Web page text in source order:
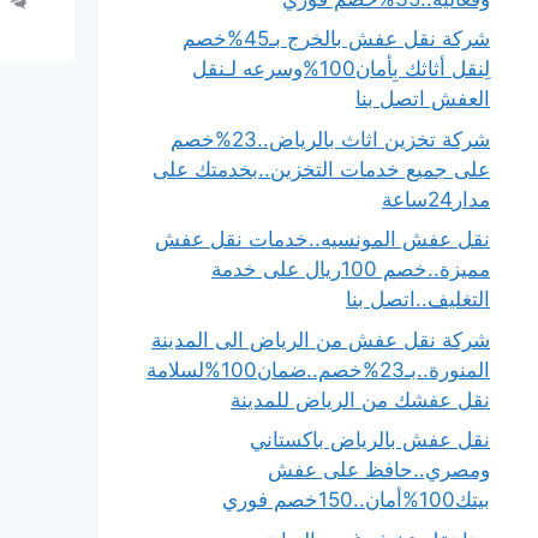
شركة نقل عفش بالخرج بـ45%خصم
لِنقل أثاثك بِأمان100%وسرعه لـنقل
العفش اتصل بنا
شركة تخزين اثاث بالرياض..23%خصم
على جميع خدمات التخزين..بخدمتك على
مدار24ساعة
نقل عفش المونسيه..خدمات نقل عفش
مميزة..خصم 100ريال على خدمة
التغليف..اتصل بنا
شركة نقل عفش من الرياض الى المدينة
المنورة..بـ23%خصم..ضمان100%لسلامة
نقل عفشك من الرياض للمدينة
نقل عفش بالرياض باكستاني
ومصري..حافظ على عفش
بيتك100%أمان..150خصم فوري